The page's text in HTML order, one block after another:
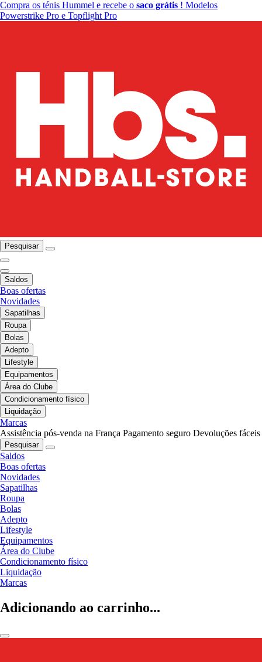
Compra os ténis Hummel e recebe o saco grátis ! Modelos
Powerstrike Pro e Topflight Pro
Pesquisar
Saldos
Boas ofertas
Novidades
Sapatilhas
Roupa
Bolas
Adepto
Lifestyle
Equipamentos
Área do Clube
Condicionamento físico
Liquidação
Marcas
Assistência pós-venda na França Pagamento seguro Devoluções fáceis
Pesquisar
Saldos
Boas ofertas
Novidades
Sapatilhas
Roupa
Bolas
Adepto
Lifestyle
Equipamentos
Área do Clube
Condicionamento físico
Liquidação
Marcas
Adicionando ao carrinho...